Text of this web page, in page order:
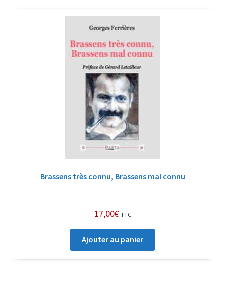
Brassens très connu, Brassens mal connu
17,00€ TTC
Ajouter au panier